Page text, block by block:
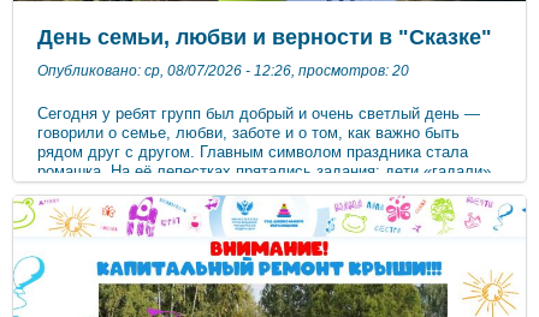
День семьи, любви и верности в "Сказке"
Опубликовано: ср, 08/07/2026 - 12:26, просмотров: 20
Сегодня у ребят групп был добрый и очень светлый день —
говорили о семье, любви, заботе и о том, как важно быть
рядом друг с другом. Главным символом праздника стала
ромашка. На её лепестках прятались задания: дети «гадали»,
выбирали лепесток и с радостью выполняли то, что
выпадало. Ребята играли, танцевали, смеялись и просто
проводили время вместе. Такие моменты помогают детям
почувствовать: семья — это тепло, поддержка и люди, с
которыми хорошо. Пусть в каждой семье будет больше
любви, верности и простых радостных дней #8июля
#День_семьи_любви_и_верности ***